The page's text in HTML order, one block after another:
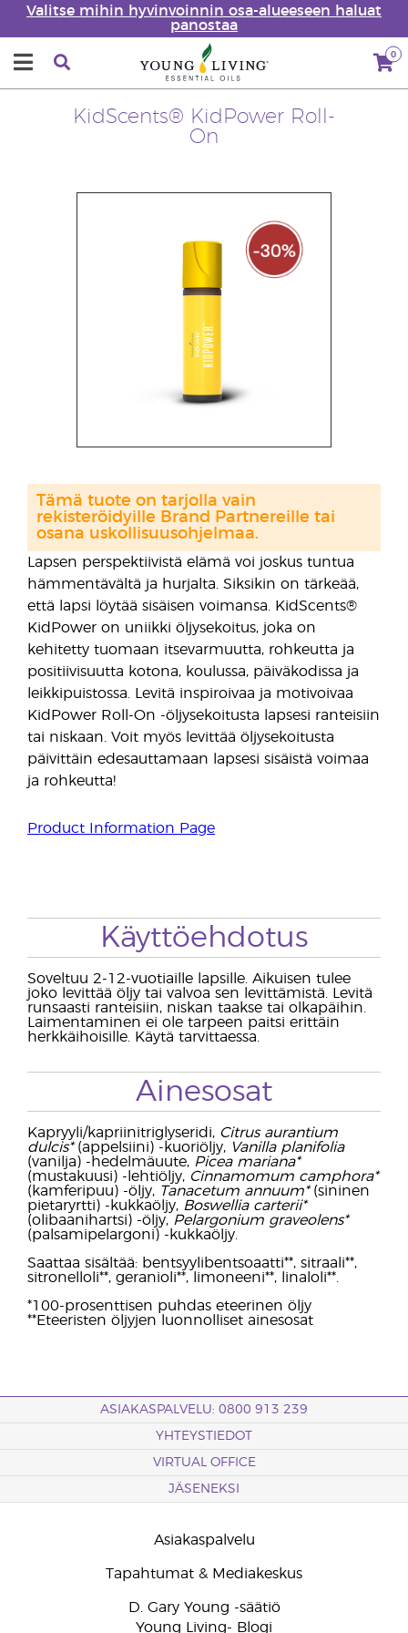
Valitse mihin hyvinvoinnin osa-alueeseen haluat
panostaa
0
KidScents® KidPower Roll-
On
Lapsen perspektiivistä elämä voi joskus tuntua
hämmentävältä ja hurjalta. Siksikin on tärkeää,
että lapsi löytää sisäisen voimansa. KidScents®
KidPower on uniikki öljysekoitus, joka on
kehitetty tuomaan itsevarmuutta, rohkeutta ja
positiivisuutta kotona, koulussa, päiväkodissa ja
leikkipuistossa. Levitä inspiroivaa ja motivoivaa
KidPower Roll-On -öljysekoitusta lapsesi ranteisiin
tai niskaan. Voit myös levittää öljysekoitusta
päivittäin edesauttamaan lapsesi sisäistä voimaa
ja rohkeutta!
Product Information Page
Tämä tuote on tarjolla vain
rekisteröidyille Brand Partnereille tai
osana uskollisuusohjelmaa.
Käyttöehdotus
Soveltuu 2-12-vuotiaille lapsille. Aikuisen tulee
joko levittää öljy tai valvoa sen levittämistä. Levitä
runsaasti ranteisiin, niskan taakse tai olkapäihin.
Laimentaminen ei ole tarpeen paitsi erittäin
herkkäihoisille. Käytä tarvittaessa.
Ainesosat
Kapryyli/kapriinitriglyseridi, Citrus aurantium
dulcis*(appelsiini) -kuoriöljy, Vanilla planifolia
(vanilja) -hedelmäuute, Picea mariana*
(mustakuusi) -lehtiöljy, Cinnamomum camphora*
(kamferipuu) -öljy, Tanacetum annuum*(sininen
pietaryrtti) -kukkaöljy, Boswellia carterii*
(olibaanihartsi) -öljy, Pelargonium graveolens*
(palsamipelargoni) -kukkaöljy.
Saattaa sisältää: bentsyylibentsoaatti**, sitraali**,
sitronelloli**, geranioli**, limoneeni**, linaloli**.
*100-prosenttisen puhdas eteerinen öljy
**Eteeristen öljyjen luonnolliset ainesosat
ASIAKASPALVELU: 0800 913 239
YHTEYSTIEDOT
VIRTUAL OFFICE
JÄSENEKSI
Asiakaspalvelu
Tapahtumat & Mediakeskus
D. Gary Young -säätiö
Young Living- Blogi